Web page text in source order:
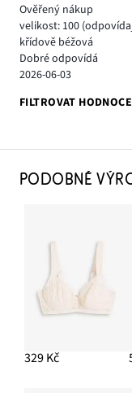
Ověřený nákup
velikost: 100
křídově béžová
Dobré odpovídá
2026-06-03
FILTROVAT
PODOBNÉ
329 Kč